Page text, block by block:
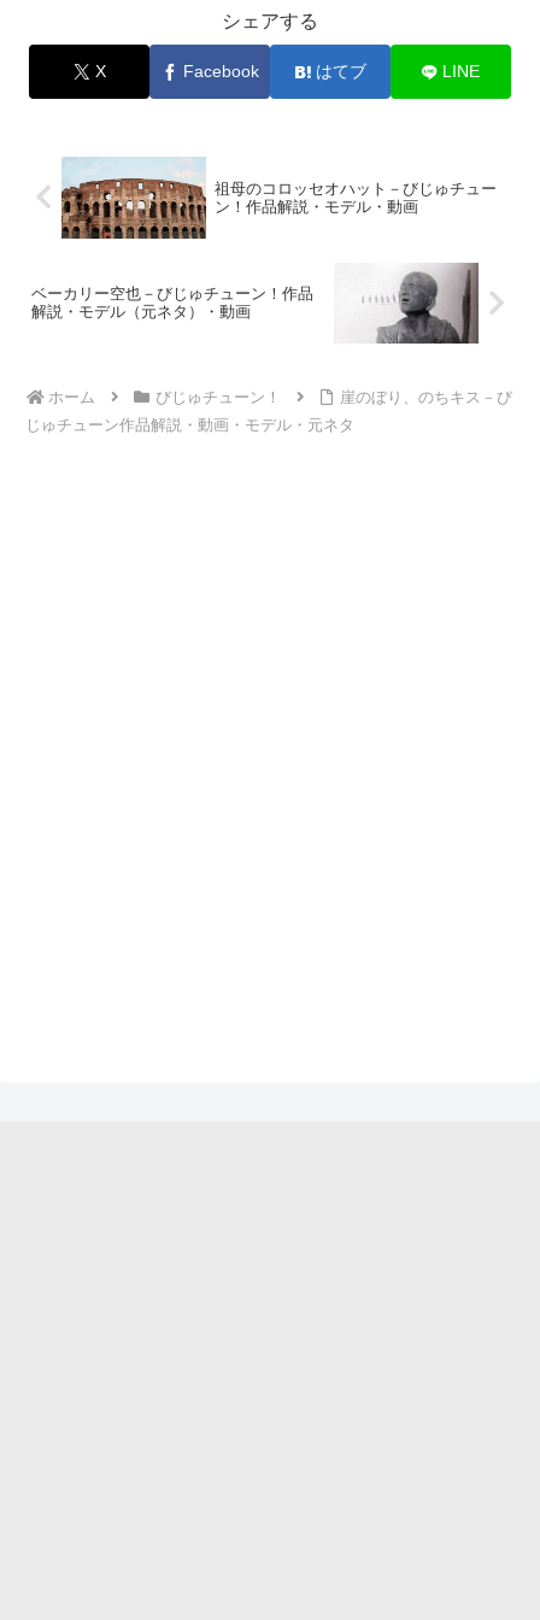
シェアする
X Facebook はてブ LINE
祖母のコロッセオハット－びじゅチュー
ン！作品解説・モデル・動画
ベーカリー空也－びじゅチューン！作品
解説・モデル（元ネタ）・動画
ホーム びじゅチューン！
崖のぼり、のちキス－び
じゅチューン作品解説・動画・モデル・元ネタ